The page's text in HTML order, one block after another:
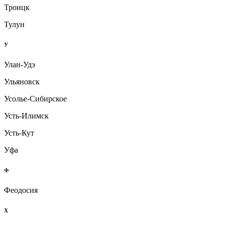
Троицк
Тулун
У
Улан-Удэ
Ульяновск
Усолье-Сибирское
Усть-Илимск
Усть-Кут
Уфа
Ф
Феодосия
Х